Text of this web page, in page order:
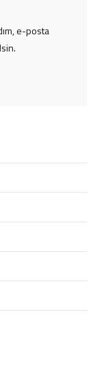
e-posta